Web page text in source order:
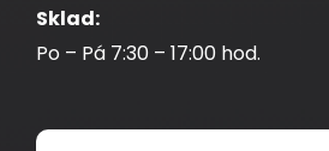
Sklad:
Po – Pá 7:30 – 17:00 hod.